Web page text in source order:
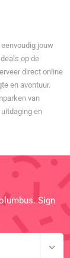
jouw
op de
direct online
en avontuur.
van
en
Sign